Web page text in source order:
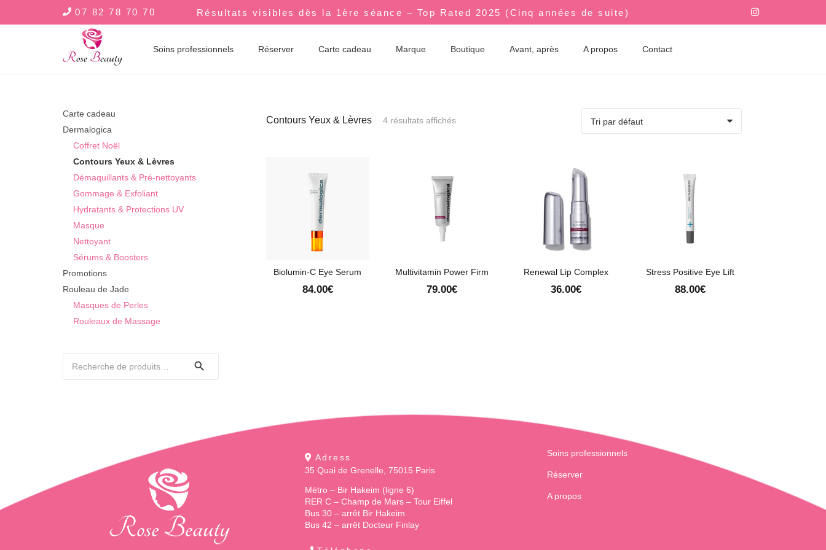
07 82 78 70 70 Résultats visibles dès la 1ère séance – Top Rated 2025 (Cinq années de suite)
Soins professionnels Réserver Carte cadeau Marque Boutique Avant, après A propos Contact
Contours Yeux & Lèvres 4 résultats affichés
Biolumin-C Eye Serum
84.00€
Multivitamin Power Firm
79.00€
Renewal Lip Complex
36.00€
Stress Positive Eye Lift
88.00€
Carte cadeau
Dermalogica
Coffret Noël
Contours Yeux & Lèvres
Démaquillants & Pré-nettoyants
Gommage & Exfoliant
Hydratants & Protections UV
Masque
Nettoyant
Sérums & Boosters
Promotions
Rouleau de Jade
Masques de Perles
Rouleaux de Massage
Adress
35 Quai de Grenelle, 75015 Paris
Métro – Bir Hakeim (ligne 6)
RER C – Champ de Mars – Tour Eiffel
Bus 30 – arrêt Bir Hakeim
Bus 42 – arrêt Docteur Finlay
Soins professionnels
Réserver
A propos